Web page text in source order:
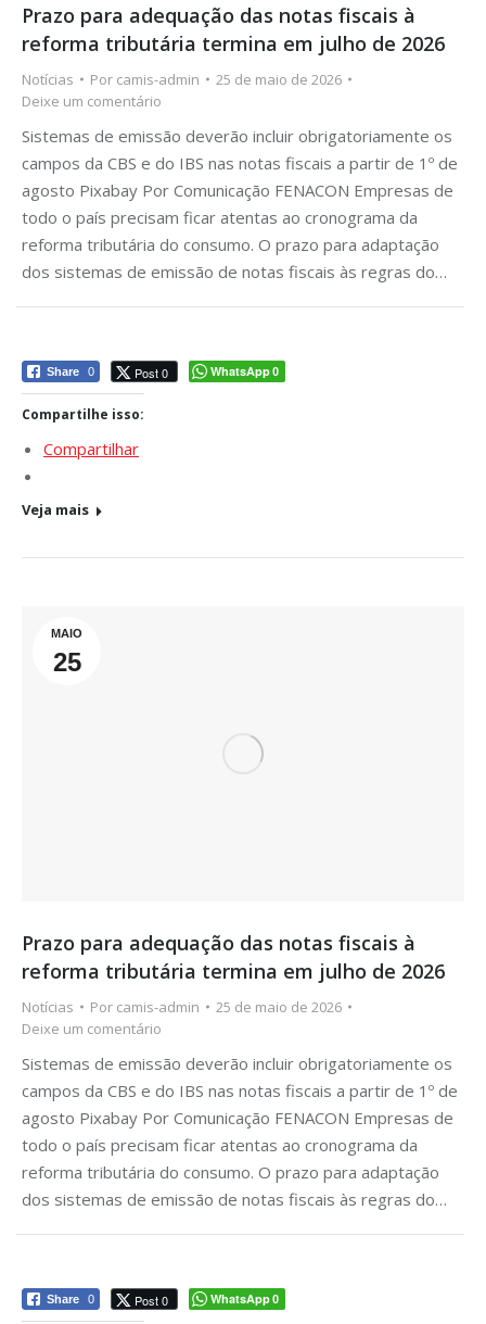
Prazo para adequação das notas fiscais à
reforma tributária termina em julho de 2026
Notícias Por camis-admin
25 de maio de 2026
Deixe um comentário
Sistemas de emissão deverão incluir obrigatoriamente os
campos da CBS e do IBS nas notas fiscais a partir de 1º de
agosto Pixabay Por Comunicação FENACON Empresas de
todo o país precisam ficar atentas ao cronograma da
reforma tributária do consumo. O prazo para adaptação
dos sistemas de emissão de notas fiscais às regras do…
Share 0 Post 0 WhatsApp0
Compartilhe isso:
Compartilhar
Veja mais
MAIO
25
Prazo para adequação das notas fiscais à
reforma tributária termina em julho de 2026
Notícias Por camis-admin
25 de maio de 2026
Deixe um comentário
Sistemas de emissão deverão incluir obrigatoriamente os
campos da CBS e do IBS nas notas fiscais a partir de 1º de
agosto Pixabay Por Comunicação FENACON Empresas de
todo o país precisam ficar atentas ao cronograma da
reforma tributária do consumo. O prazo para adaptação
dos sistemas de emissão de notas fiscais às regras do…
Share 0 Post 0 WhatsApp0